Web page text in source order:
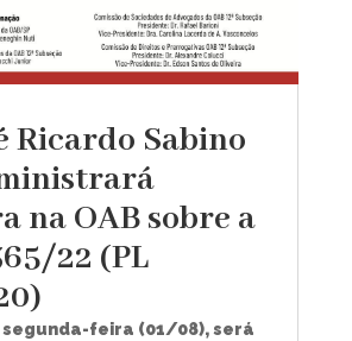
Ricardo Sabino
na OAB sobre a
22 (PL
segunda-feira (01/08), será